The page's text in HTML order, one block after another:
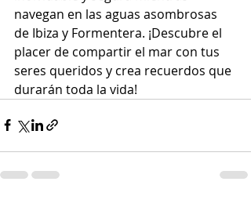
navegan en las aguas asombrosas
de Ibiza y Formentera. ¡Descubre el
placer de compartir el mar con tus
seres queridos y crea recuerdos que
durarán toda la vida!